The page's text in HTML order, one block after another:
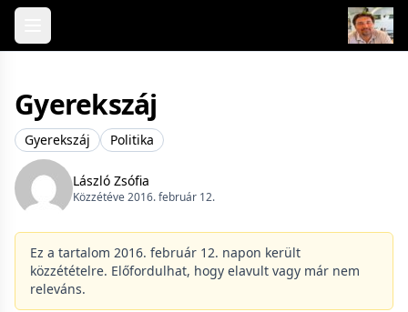
Skip to content
Gyerekszáj
Gyerekszáj Politika
László Zsófia
Közzétéve 2016. február 12.
Ez a tartalom 2016. február 12. napon került
közzétételre. Előfordulhat, hogy elavult vagy már nem
releváns.